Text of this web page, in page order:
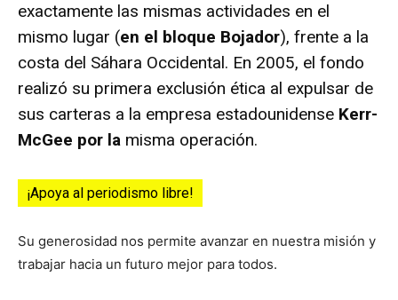
exactamente las mismas actividades en el
mismo lugar (en el bloque Bojador), frente a la
costa del Sáhara Occidental. En 2005, el fondo
realizó su primera exclusión ética al expulsar de
sus carteras a la empresa estadounidense Kerr-
McGee por la misma operación.
¡Apoya al periodismo libre!
Su generosidad nos permite avanzar en nuestra misión y
trabajar hacia un futuro mejor para todos.